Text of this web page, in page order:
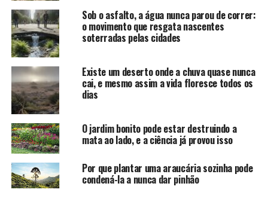
Sob o asfalto, a água nunca parou de correr:
o movimento que resgata nascentes
soterradas pelas cidades
Existe um deserto onde a chuva quase nunca
cai, e mesmo assim a vida floresce todos os
dias
O jardim bonito pode estar destruindo a
mata ao lado, e a ciência já provou isso
Por que plantar uma araucária sozinha pode
condená-la a nunca dar pinhão